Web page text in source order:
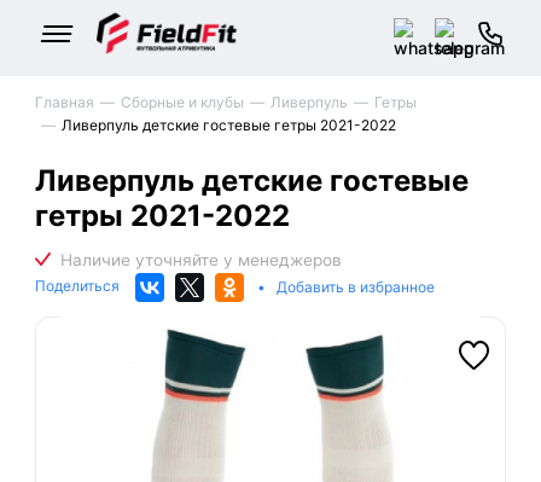
Главная Сборные и клубы Ливерпуль
Гетры
Ливерпуль детские гостевые гетры 2021-2022
Ливерпуль детские гостевые
гетры 2021-2022
Поделиться • Добавить в избранное